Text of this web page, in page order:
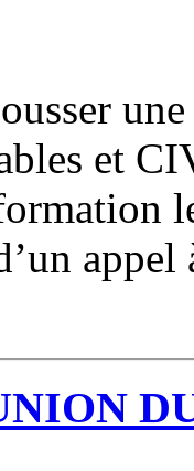
et
appel